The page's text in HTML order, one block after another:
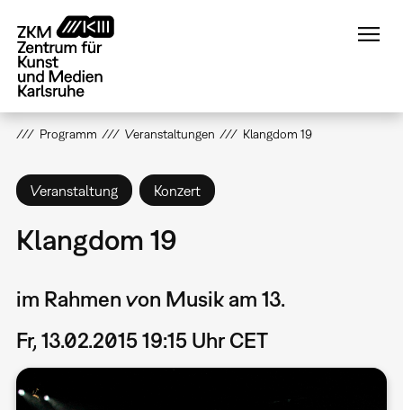
zum
Inhalt
Programm Veranstaltungen Klangdom 19
Veranstaltung Konzert
Klangdom 19
im Rahmen von Musik am 13.
Fr, 13.02.2015 19:15 Uhr CET